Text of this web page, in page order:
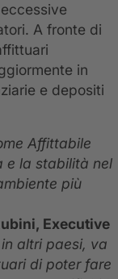
A fronte di
in
e depositi
Affittabile
e la stabilità nel
più
Executive
altri paesi, va
di poter fare